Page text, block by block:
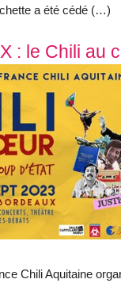
a été cédé (…)
: le Chili au
Chili Aquitaine